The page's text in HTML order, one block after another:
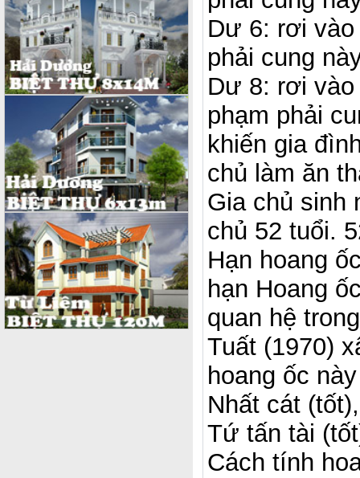
Dư 6: rơi
phải cung
Dư 8: rơi vào
phạm phải
khiến gia
chủ làm ăn
Gia chủ sinh
chủ 52 tuổi.
Hạn hoang
hạn Hoang
quan hệ
Tuất (1970)
hoang ốc
Nhất cát
Tứ tấn tài
Cách tính